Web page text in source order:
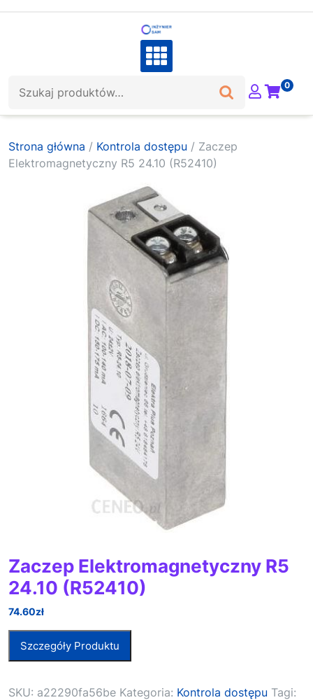
0
Strona główna / Kontrola dostępu / Zaczep
Elektromagnetyczny R5 24.10 (R52410)
Zaczep Elektromagnetyczny R5
24.10 (R52410)
74.60zł
Szczegóły Produktu
SKU: a22290fa56be Kategoria: Kontrola dostępu Tagi: